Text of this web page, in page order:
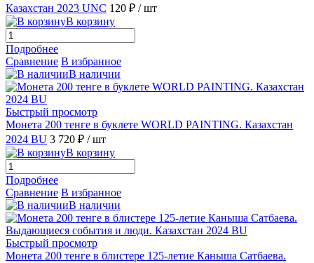
Казахстан 2023 UNC 120 ₽ / шт
В корзину
Подробнее
Сравнение В избранное
В наличии
Быстрый просмотр
Монета 200 тенге в буклете WORLD PAINTING. Казахстан
2024 BU 3 720 ₽ / шт
В корзину
Подробнее
Сравнение В избранное
В наличии
Быстрый просмотр
Монета 200 тенге в блистере 125-летие Каныша Сатбаева.